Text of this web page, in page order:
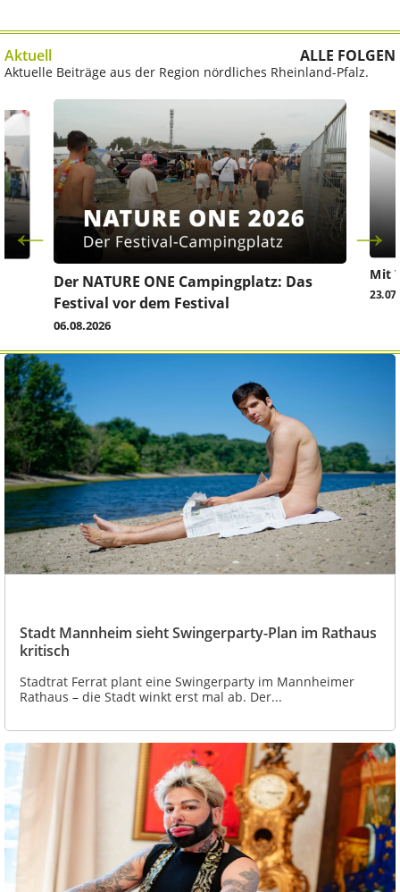
Aktuell ALLE FOLGEN
Aktuelle Beiträge aus der Region nördliches Rheinland-Pfalz.
Der NATURE ONE Campingplatz: Das
Festival vor dem Festival
06.08.2026
Mit
Stadt Mannheim sieht Swingerparty-Plan im Rathaus
kritisch
Stadtrat Ferrat plant eine Swingerparty im Mannheimer
Rathaus – die Stadt winkt erst mal ab. Der...